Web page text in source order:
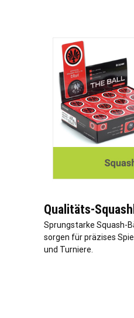
Qualitäts-
Sprungstarke Squash-
sorgen für präzises
und Turniere.